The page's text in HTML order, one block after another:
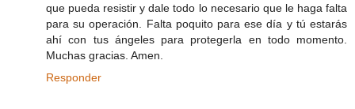
que pueda resistir y dale todo lo necesario que le haga falta
para su operación. Falta poquito para ese día y tú estarás
ahí con tus ángeles para protegerla en todo momento.
Muchas gracias. Amen.
Responder